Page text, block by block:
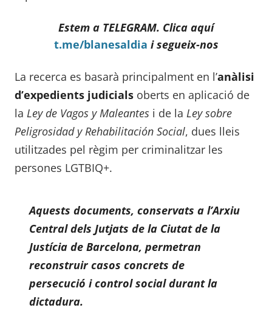
Estem a TELEGRAM. Clica aquí
t.me/blanesaldia i segueix-nos
La recerca es basarà principalment en l’anàlisi
d’expedients judicials oberts en aplicació de
la Ley de Vagos y Maleantes i de la Ley sobre
Peligrosidad y Rehabilitación Social, dues lleis
utilitzades pel règim per criminalitzar les
persones LGTBIQ+.
Aquests documents, conservats a l’Arxiu
Central dels Jutjats de la Ciutat de la
Justícia de Barcelona, permetran
reconstruir casos concrets de
persecució i control social durant la
dictadura.